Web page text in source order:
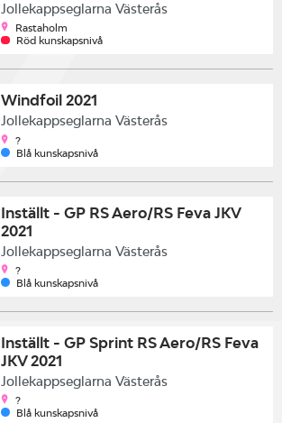
Jollekappseglarna Västerås
Rastaholm
Röd kunskapsnivå
Windfoil 2021
Jollekappseglarna Västerås
?
Blå kunskapsnivå
Inställt - GP RS Aero/RS Feva JKV
2021
Jollekappseglarna Västerås
?
Blå kunskapsnivå
Inställt - GP Sprint RS Aero/RS Feva
JKV 2021
Jollekappseglarna Västerås
?
Blå kunskapsnivå